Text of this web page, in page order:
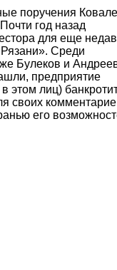
поручения
год назад
для еще
Среди
Булеков и
предприятие
этом лиц)
своих
его